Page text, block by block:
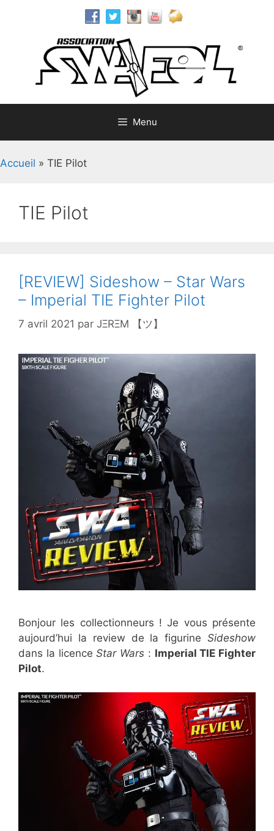
Menu
Accueil » TIE Pilot
TIE Pilot
[REVIEW] Sideshow – Star Wars
– Imperial TIE Fighter Pilot
7 avril 2021 par JΞRΞM 【ツ】
Bonjour les collectionneurs ! Je vous présente
aujourd’hui la review de la figurine Sideshow
dans la licenceStar Wars : Imperial TIE Fighter
Pilot.